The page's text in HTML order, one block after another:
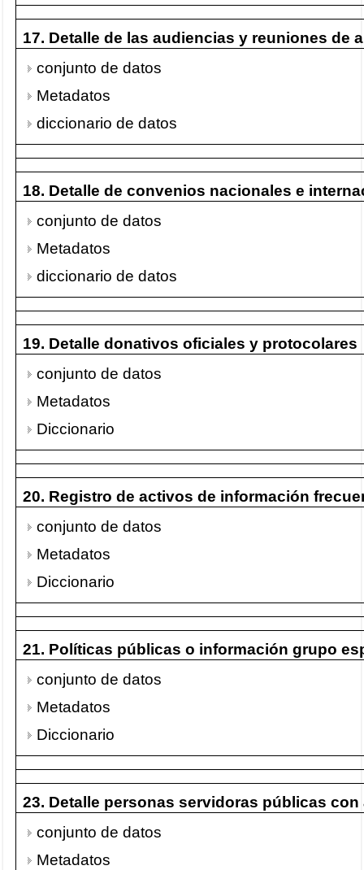
17. Detalle de las audiencias y reuniones de
conjunto de datos
Metadatos
diccionario de datos
18. Detalle de convenios nacionales e
conjunto de datos
Metadatos
diccionario de datos
19. Detalle donativos oficiales y protocolares
conjunto de datos
Metadatos
Diccionario
20. Registro de activos de información
conjunto de datos
Metadatos
Diccionario
21. Políticas públicas o información grupo
conjunto de datos
Metadatos
Diccionario
23. Detalle personas servidoras públicas
conjunto de datos
Metadatos